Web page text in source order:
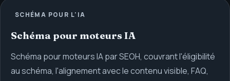
SCHÉMA POUR L'IA
Schéma pour moteurs IA
Schéma pour moteurs IA par SEOH, couvrant l'éligibilité
au schéma, l'alignement avec le contenu visible, FAQ,